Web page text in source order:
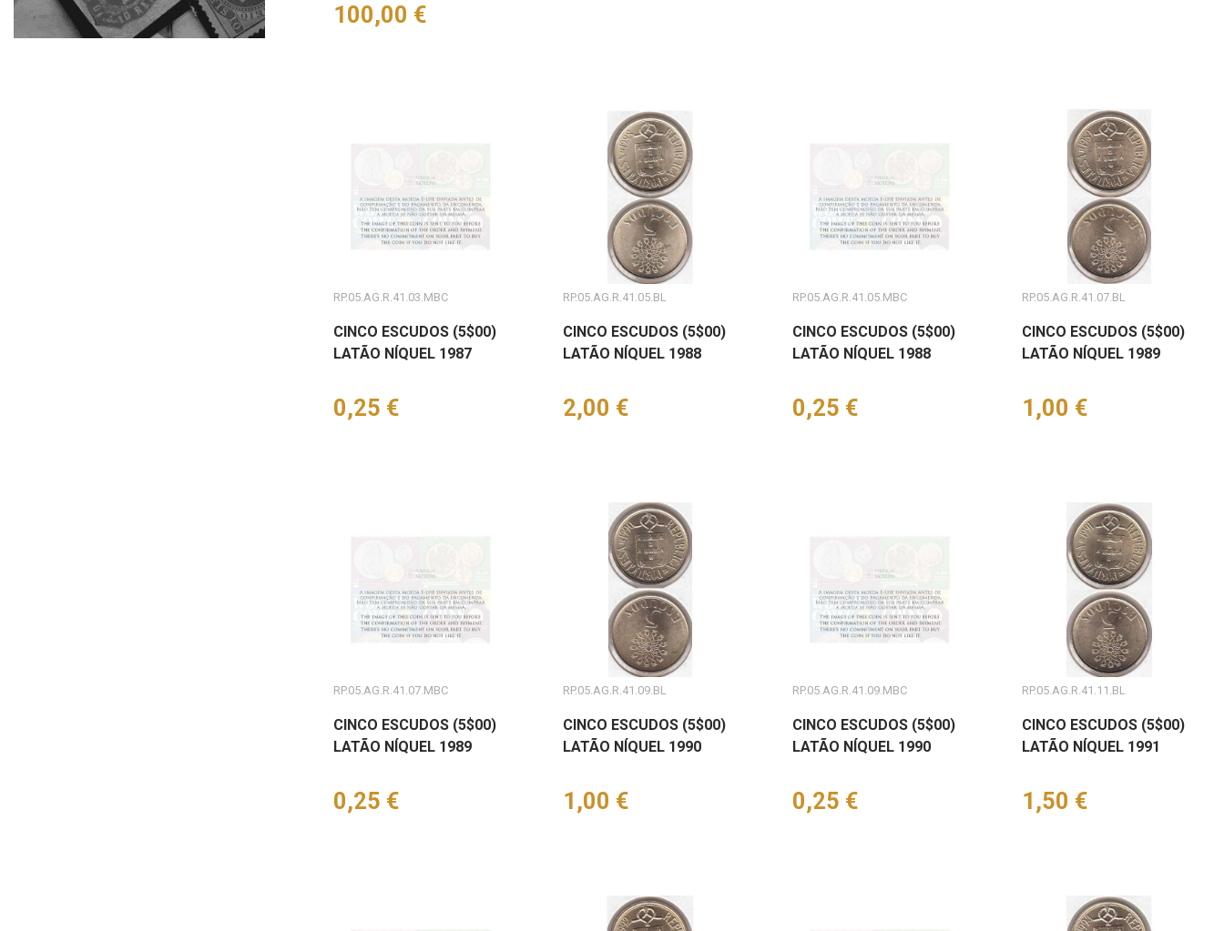
Preço
100,00 €
RP.05.AG.R.41.03.MBC
CINCO ESCUDOS (5$00)
LATÃO NÍQUEL 1987
Preço
0,25 €
RP.05.AG.R.41.05.BL
CINCO ESCUDOS (5$00)
LATÃO NÍQUEL 1988
Preço
2,00 €
RP.05.AG.R.41.05.MBC
CINCO ESCUDOS (5$00)
LATÃO NÍQUEL 1988
Preço
0,25 €
RP.05.AG.R.41.07.BL
CINCO ESCUDOS (5$00)
LATÃO NÍQUEL 1989
Preço
1,00 €
RP.05.AG.R.41.07.MBC
CINCO ESCUDOS (5$00)
LATÃO NÍQUEL 1989
Preço
0,25 €
RP.05.AG.R.41.09.BL
CINCO ESCUDOS (5$00)
LATÃO NÍQUEL 1990
Preço
1,00 €
RP.05.AG.R.41.09.MBC
CINCO ESCUDOS (5$00)
LATÃO NÍQUEL 1990
Preço
0,25 €
RP.05.AG.R.41.11.BL
CINCO ESCUDOS (5$00)
LATÃO NÍQUEL 1991
Preço
1,50 €